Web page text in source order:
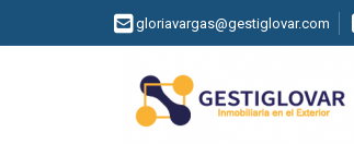
gloriavargas@gestiglovar.com